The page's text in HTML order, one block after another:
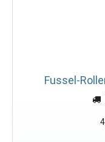
Fussel-